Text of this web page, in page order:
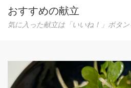
おすすめの献立
気に入った献立は「いいね！」ボタ